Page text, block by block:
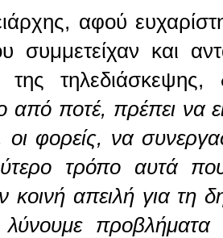
αφού
συμμετείχαν και
της
από ποτέ, πρέπει να
οι φορείς, να
τρόπο αυτά
κοινή απειλή για τη
λύνουμε